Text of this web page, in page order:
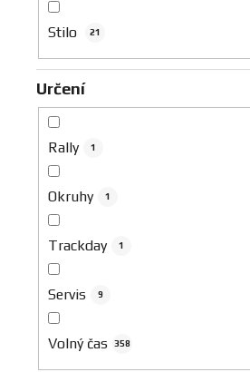
Stilo 21
Určení
Rally 1
Okruhy 1
Trackday 1
Servis 9
Volný čas 358